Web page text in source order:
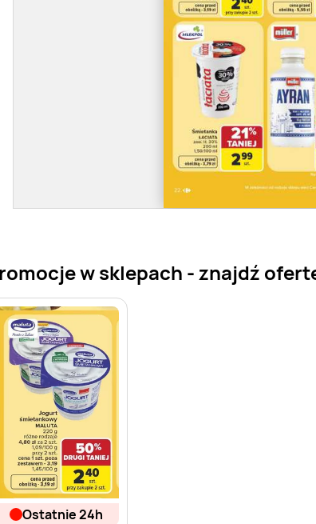
w sklepach - znajdź
ostatnie 24h